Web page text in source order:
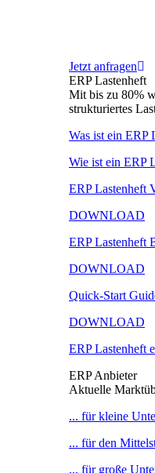
Jetzt anfragen
ERP Lastenheft
Mit bis zu 80%
strukturiertes
Was ist ein ERP
Wie ist ein ERP
ERP Lastenheft
DOWNLOAD
ERP Lastenheft
DOWNLOAD
Quick-Start
DOWNLOAD
ERP Lastenheft
ERP Anbieter
Aktuelle
... für kleine
... für den
... für große